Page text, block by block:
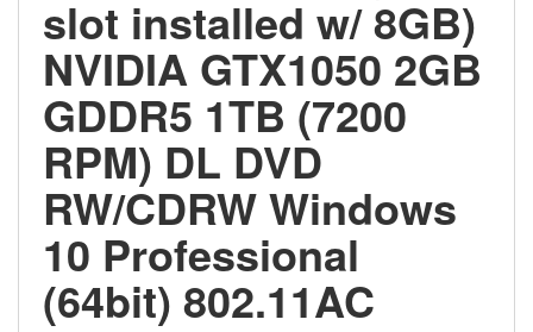
slot installed w/ 8GB)
NVIDIA GTX1050 2GB
GDDR5 1TB (7200
RPM) DL DVD
RW/CDRW Windows
10 Professional
(64bit) 802.11AC